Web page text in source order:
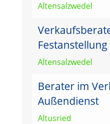
Altensalzwedel
Festanstellung
Altensalzwedel
Berater im
Außendienst
Altusried